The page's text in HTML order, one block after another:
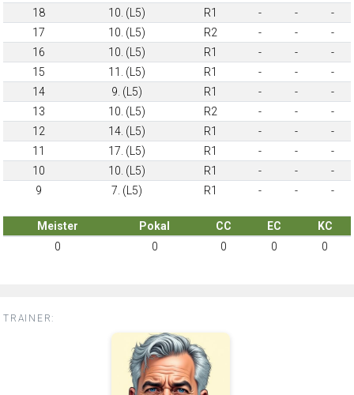
18
10. (L5) R1 - -
-
17
10. (L5) R2 - -
-
16
10. (L5) R1 - -
-
15
11. (L5) R1 - -
-
14
9. (L5) R1 - -
-
13
10. (L5) R2 - -
-
12
14. (L5) R1 - -
-
11
17. (L5) R1 - -
-
10
10. (L5) R1 - -
-
9
7. (L5) R1 - - -
Meister Pokal CC EC
KC
0
0 0 0 0
TRAINER: